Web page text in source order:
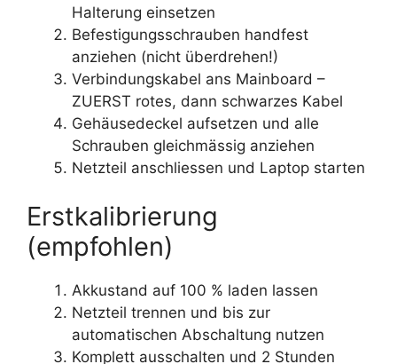
Halterung einsetzen
Befestigungsschrauben handfest
anziehen (nicht überdrehen!)
Verbindungskabel ans Mainboard –
ZUERST rotes, dann schwarzes Kabel
Gehäusedeckel aufsetzen und alle
Schrauben gleichmässig anziehen
Netzteil anschliessen und Laptop starten
Erstkalibrierung
(empfohlen)
Akkustand auf 100 % laden lassen
Netzteil trennen und bis zur
automatischen Abschaltung nutzen
Komplett ausschalten und 2 Stunden